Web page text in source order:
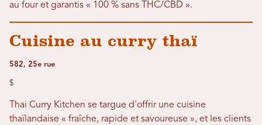
au four et garantis « 100 % sans THC/CBD ».
Cuisine au curry thaï
582, 25e rue
$
Thai Curry Kitchen se targue d'offrir une cuisine
thaïlandaise « fraîche, rapide et savoureuse », et les clients